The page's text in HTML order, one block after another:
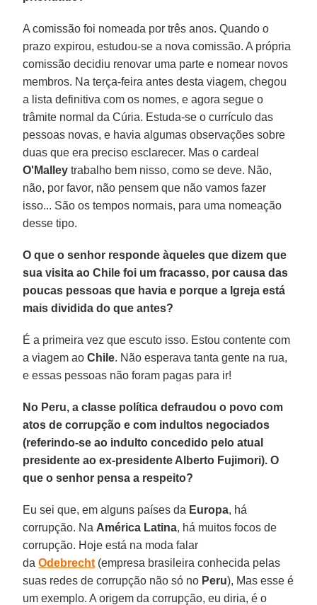
A comissão foi nomeada por três anos. Quando o
prazo expirou, estudou-se a nova comissão. A própria
comissão decidiu renovar uma parte e nomear novos
membros. Na terça-feira antes desta viagem, chegou
a lista definitiva com os nomes, e agora segue o
trâmite normal da Cúria. Estuda-se o currículo das
pessoas novas, e havia algumas observações sobre
duas que era preciso esclarecer. Mas o cardeal
O'Malley trabalho bem nisso, como se deve. Não,
não, por favor, não pensem que não vamos fazer
isso... São os tempos normais, para uma nomeação
desse tipo.
O que o senhor responde àqueles que dizem que
sua visita ao Chile foi um fracasso, por causa das
poucas pessoas que havia e porque a Igreja está
mais dividida do que antes?
É a primeira vez que escuto isso. Estou contente com
a viagem aoChile. Não esperava tanta gente na rua,
e essas pessoas não foram pagas para ir!
No Peru, a classe política defraudou o povo com
atos de corrupção e com indultos negociados
(referindo-se ao indulto concedido pelo atual
presidente ao ex-presidente Alberto Fujimori). O
que o senhor pensa a respeito?
Eu sei que, em alguns países da Europa, há
corrupção. Na América Latina, há muitos focos de
corrupção. Hoje está na moda falar
daOdebrecht (empresa brasileira conhecida pelas
suas redes de corrupção não só no Peru), Mas esse é
um exemplo. A origem da corrupção, eu diria, é o